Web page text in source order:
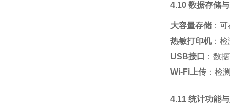
4.10 数据存储
大容量存储：可
热敏打印机：检
USB接口
：数
Wi-Fi上传：检
4.11 统计功能